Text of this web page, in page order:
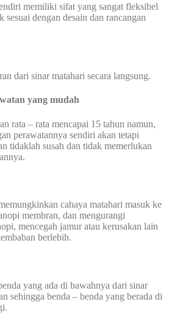
memiliki sifat yang sangat fleksibel
sesuai dengan desain dan rancangan
dari sinar matahari secara langsung.
yang mudah
rata – rata mencapai 15 tahun namun,
perawatannya sendiri akan tetapi
tidaklah susah dan tidak memerlukan
cahaya matahari masuk ke
membran, dan mengurangi
mencegah jamur atau kerusakan lain
berlebih.
yang ada di bawahnya dari sinar
sehingga benda – benda yang berada di